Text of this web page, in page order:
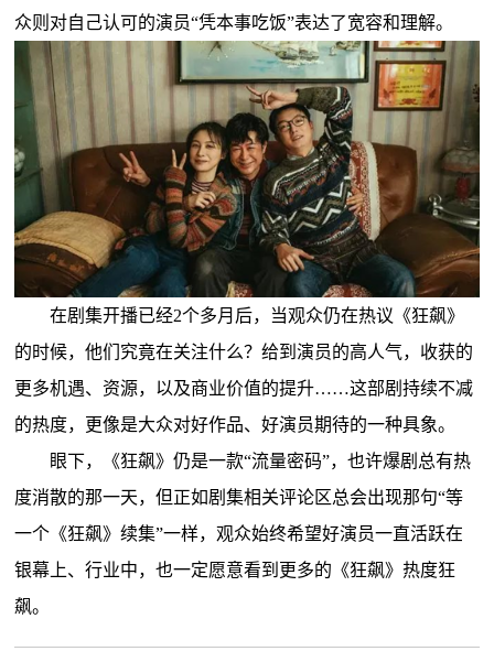
众则对自己认可的演员“凭本事吃饭”表达了宽容和理解。
在剧集开播已经2个多月后，当观众仍在热议《狂飙》
的时候，他们究竟在关注什么？给到演员的高人气，收获的
更多机遇、资源，以及商业价值的提升……这部剧持续不减
的热度，更像是大众对好作品、好演员期待的一种具象。
眼下，《狂飙》仍是一款“流量密码”，也许爆剧总有热
度消散的那一天，但正如剧集相关评论区总会出现那句“等
一个《狂飙》续集”一样，观众始终希望好演员一直活跃在
银幕上、行业中，也一定愿意看到更多的《狂飙》热度狂
飙。